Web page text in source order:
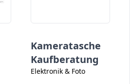
Kameratasche
Kaufberatung
Elektronik & Foto